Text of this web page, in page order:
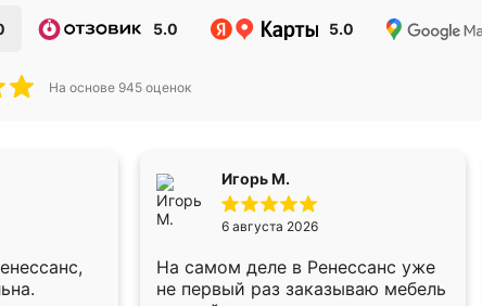
5.0 5.0
На основе 945 оценок
Игорь М.
6 августа 2026
На самом деле в Ренессанс уже
не первый раз заказываю мебель